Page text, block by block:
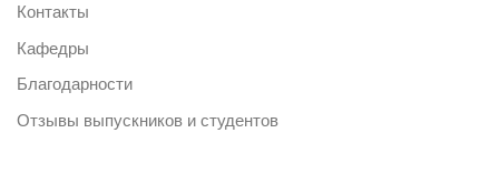
Контакты
Кафедры
Благодарности
Отзывы выпускников и студентов